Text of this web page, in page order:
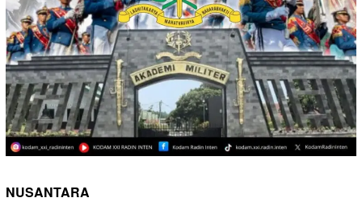
NUSANTARA